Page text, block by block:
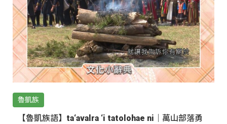
魯凱族
【魯凱族語】ta‘avalra ‘i tatolohae ni｜萬山部落勇